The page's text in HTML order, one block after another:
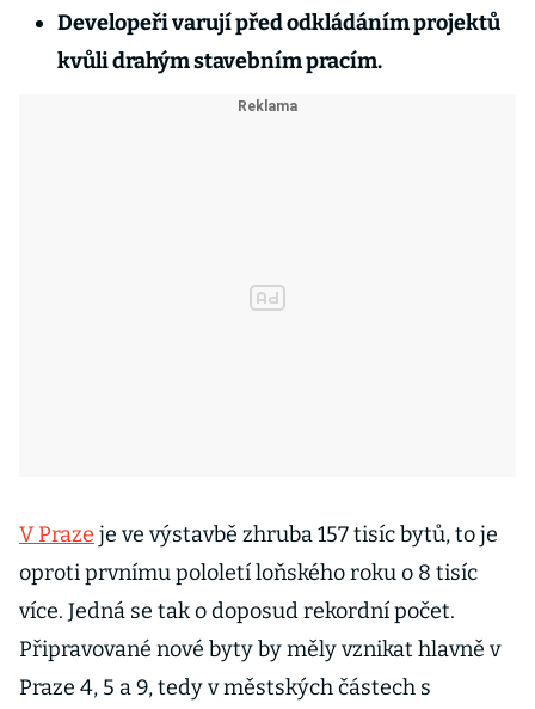
Developeři varují před odkládáním projektů
kvůli drahým stavebním pracím.
V Praze je ve výstavbě zhruba 157 tisíc bytů, to je
oproti prvnímu pololetí loňského roku o 8 tisíc
více. Jedná se tak o doposud rekordní počet.
Připravované nové byty by měly vznikat hlavně v
Praze 4, 5 a 9, tedy v městských částech s